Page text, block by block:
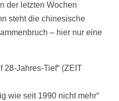
der letzten Wochen
steht die chinesische
– hier nur eine
28-Jahres-Tief“ (ZEIT
wie seit 1990 nicht mehr“